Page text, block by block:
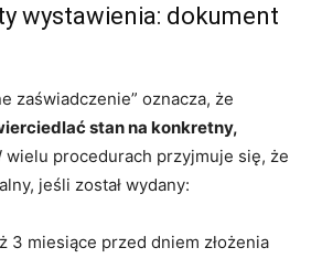
wystawienia: dokument
zaświadczenie” oznacza, że
stan na konkretny,
wielu procedurach przyjmuje się, że
jeśli został wydany:
3 miesiące przed dniem złożenia